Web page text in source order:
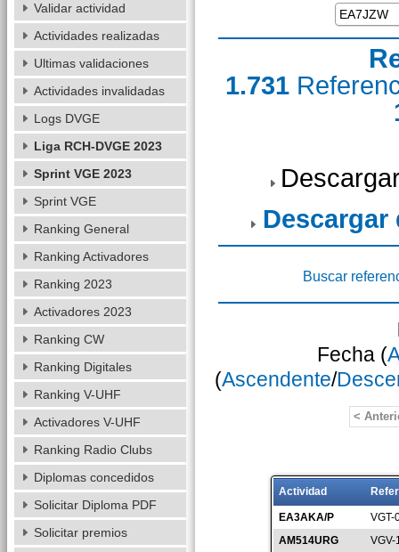
1.731
Descargar
Buscar
Fecha (
(Ascendente/
<
Actividad
EA3AKA/P
VGT-
AM514URG
VGV-
Validar actividad
Actividades realizadas
Ultimas validaciones
Actividades invalidadas
Logs DVGE
Liga RCH-DVGE 2023
Sprint VGE 2023
Sprint VGE
Ranking General
Ranking Activadores
Ranking 2023
Activadores 2023
Ranking CW
Ranking Digitales
Ranking V-UHF
Activadores V-UHF
Ranking Radio Clubs
Diplomas concedidos
Solicitar Diploma PDF
Solicitar premios